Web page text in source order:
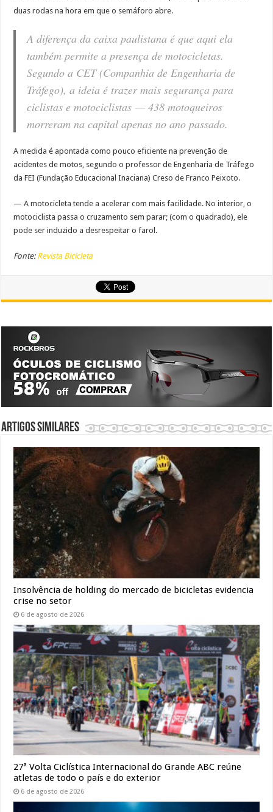
duas rodas na hora em que o semáforo abre.
A diferença da caixa paulistana é que aqui ela
também permite a presença de motocicletas.
Segundo a CET (Companhia de Engenharia de
Tráfego), a ideia é trazer mais segurança para
ciclistas e motociclistas — 438 motoqueiros
morreram na capital apenas no ano passado.
A medida é apontada como pouco eficiente na prevenção de
acidentes de motos, segundo o professor de Engenharia de Tráfego
da FEI (Fundação Educacional Inaciana) Creso de Franco Peixoto.
— A motocicleta tende a acelerar com mais facilidade. No interior, o
motociclista passa o cruzamento sem parar; (com o quadrado), ele
pode ser induzido a desrespeitar o farol.
Fonte: Revista Bicicleta
Artigos similares
Insolvência de holding do mercado de bicicletas evidencia
crise no setor
6 de agosto de 2026
27ª Volta Ciclística Internacional do Grande ABC reúne
atletas de todo o país e do exterior
6 de agosto de 2026